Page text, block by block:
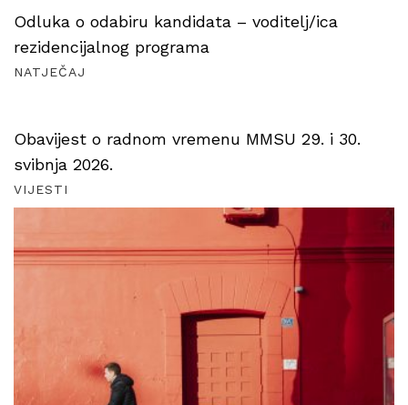
Odluka o odabiru kandidata – voditelj/ica
rezidencijalnog programa
NATJEČAJ
Obavijest o radnom vremenu MMSU 29. i 30.
svibnja 2026.
VIJESTI